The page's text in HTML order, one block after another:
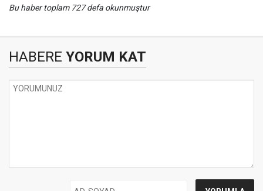
Bu haber toplam 727 defa okunmuştur
HABERE YORUM KAT